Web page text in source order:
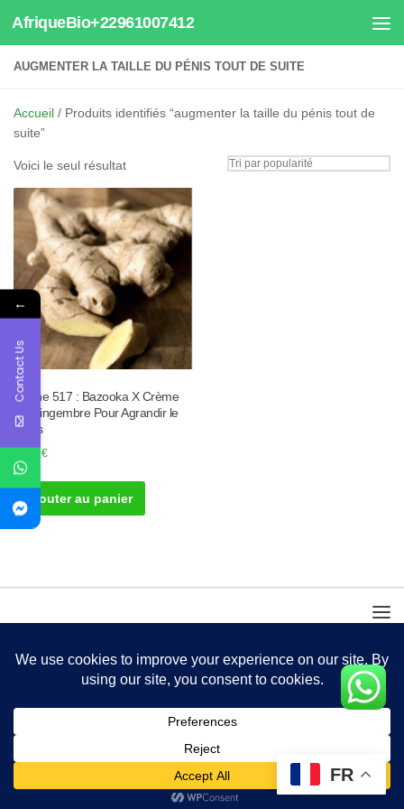
Au dessous du contenu
AfriqueBio+22961007412
AUGMENTER LA TAILLE DU PÉNIS TOUT DE SUITE
Accueil / Produits identifiés “augmenter la taille du pénis tout de
suite”
Voici le seul résultat
Tisane 517 : Bazooka X Crème
de Gingembre Pour Agrandir le
Pénis
30.00€
Ajouter au panier
FR
←
Contact Us